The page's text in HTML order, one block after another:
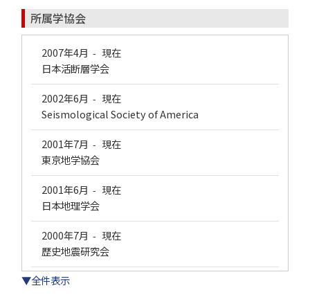
所属学協会
2007年4月 - 現在
日本活断層学会
2002年6月 - 現在
Seismological Society of America
2001年7月 - 現在
東京地学協会
2001年6月 - 現在
日本地理学会
2000年7月 - 現在
歴史地震研究会
▼全件表示